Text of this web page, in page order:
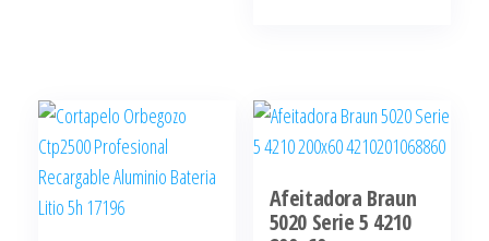
Afeitadora Braun
5020 Serie 5 4210